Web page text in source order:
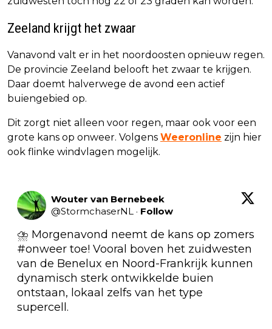
Zeeland krijgt het zwaar
Vanavond valt er in het noordoosten opnieuw regen.
De provincie Zeeland belooft het zwaar te krijgen.
Daar doemt halverwege de avond een actief
buiengebied op.
Dit zorgt niet alleen voor regen, maar ook voor een
grote kans op onweer. Volgens Weeronline zijn hier
ook flinke windvlagen mogelijk.
Wouter van Bernebeek
@StormchaserNL · Follow
#onweer toe! Vooral boven het zuidwesten
van de Benelux en Noord-Frankrijk kunnen
dynamisch sterk ontwikkelde buien
ontstaan, lokaal zelfs van het type
supercell.